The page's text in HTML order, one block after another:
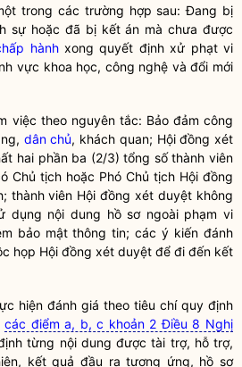
trong các trường hợp sau: Đang bị
sự hoặc đã bị kết án mà chưa được
hànhxong quyết định xử phạt vi
vực khoa học, công nghệ vàđổi mới
việc theo nguyên tắc: Bảo đảm công
dân chủ, khách quan; Hội đồng xét
hai phần ba (2/3) tổng số thành viên
Chủ tịch hoặc Phó Chủ tịch Hội đồng
thành viên Hội đồng xét duyệt không
dụng nội dung hồ sơ ngoài phạm vi
bảo mật thông tin; các ý kiến đánh
họp Hội đồng xét duyệt để đi đến kết
hiện đánh giá theo tiêu chí quy định
các điểm a, b, c khoản 2 Điều 8 Nghị
từng nội dung được tài trợ, hỗ trợ,
kết quả đầu ra tương ứng, hồ sơ